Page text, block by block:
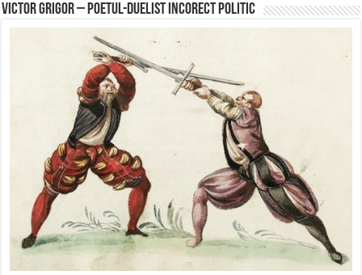
Victor Grigor – Poetul-Duelist Incorect Politic